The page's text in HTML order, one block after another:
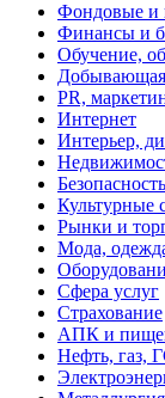
Фондовые и
Финансы и
Обучение,
PR,
Интернет
Интерьер,
Безопасность
Культурные
Рынки и
Мода,
Сфера услуг
Страхование
АПК и
Нефть, газ,